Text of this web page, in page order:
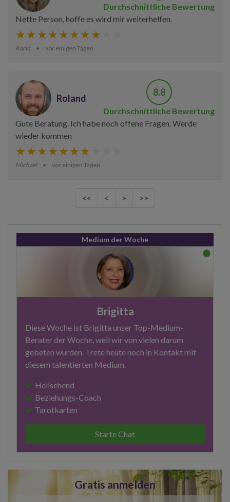
Durchschnittliche Bewertung
Nette Person, hoffe es wird mir weiterhelfen.
Karin vor einigen Tagen
Roland
8.8
Durchschnittliche Bewertung
Gute Beratung. Ich habe noch offene Fragen. Werde
wieder kommen
Michael vor einigen Tagen
<< < > >>
Medium der Woche
Brigitta
Diese Woche ist Brigitta unser Top-Medium-
Berater der Woche, weil wir von vielen darum
gebeten wurden. Trete heute noch in Kontakt mit
diesem talentierten Medium.
Hellsehend
Beziehungs-Coach
Tarotkarten
Starte Chat
Gratis anmelden